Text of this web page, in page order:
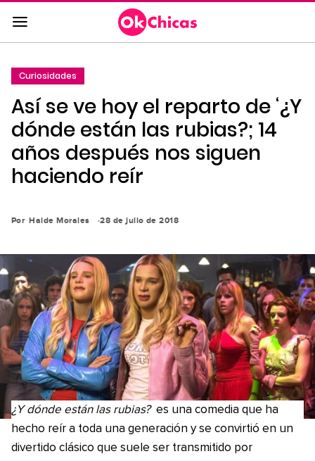
Saltar
al
contenido
a
la
navegación
principal
Curiosidades
Así se ve hoy el reparto de ‘¿Y
dónde están las rubias?; 14
años después nos siguen
haciendo reír
Por Haide Morales 28 de julio de 2018
¿Y dónde están las rubias? es una comedia que ha
hecho reír a toda una generación y se convirtió en un
divertido clásico que suele ser transmitido por